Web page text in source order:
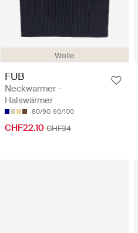
Wolle
FUB
Neckwarmer -
Halswärmer
80/90 90/100
CHF22.10 CHF34